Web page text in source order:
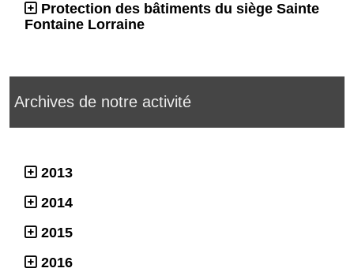
Protection des bâtiments du siège Sainte
Fontaine Lorraine
Archives de notre activité
2013
2014
2015
2016